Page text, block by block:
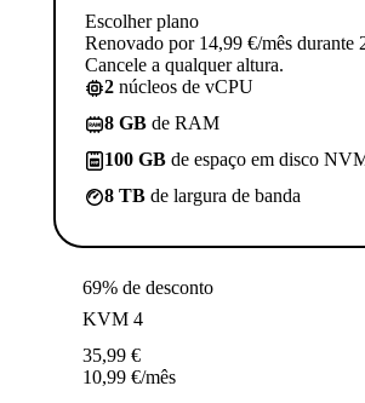
Escolher plano
Renovado por 14,99 €/mês durante
Cancele a qualquer altura.
2 núcleos de vCPU
8 GB de RAM
100 GB de espaço em disco
8 TB de largura de banda
69% de desconto
KVM 4
35,99 €
10,99 €/mês